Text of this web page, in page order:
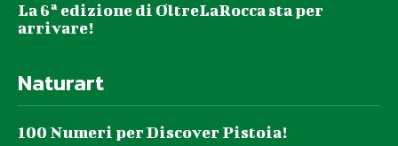
La 6ª edizione di OltreLaRocca sta per
arrivare!
Naturart
100 Numeri per Discover Pistoia!